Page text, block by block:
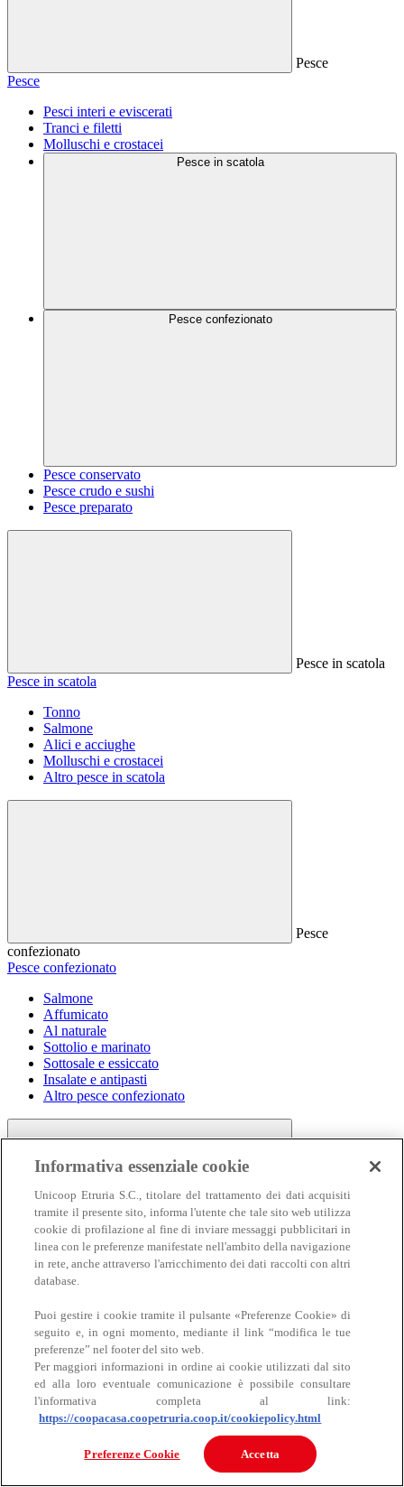
Pesce
Pesce
Pesci interi e eviscerati
Tranci e filetti
Molluschi e crostacei
Pesce in scatola
Pesce confezionato
Pesce conservato
Pesce crudo e sushi
Pesce preparato
Pesce in scatola
Pesce in scatola
Tonno
Salmone
Alici e acciughe
Molluschi e crostacei
Altro pesce in scatola
Pesce
confezionato
Pesce confezionato
Salmone
Affumicato
Al naturale
Sottolio e marinato
Sottosale e essiccato
Insalate e antipasti
Altro pesce confezionato
Carne
Carne
Bovino
Informativa essenziale cookie
Unicoop Etruria S.C., titolare del trattamento dei dati acquisiti
tramite il presente sito, informa l'utente che tale sito web utilizza
cookie di profilazione al fine di inviare messaggi pubblicitari in
linea con le preferenze manifestate nell'ambito della navigazione
in rete, anche attraverso l'arricchimento dei dati raccolti con altri
database.
Puoi gestire i cookie tramite il pulsante «Preferenze Cookie» di
seguito e, in ogni momento, mediante il link “modifica le tue
preferenze” nel footer del sito web.
Per maggiori informazioni in ordine ai cookie utilizzati dal sito
ed alla loro eventuale comunicazione è possibile consultare
l'informativa completa al link:
https://coopacasa.coopetruria.coop.it/cookiepolicy.html
Preferenze Cookie Accetta